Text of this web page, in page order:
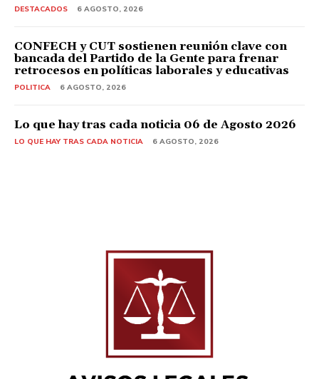
DESTACADOS 6 AGOSTO, 2026
CONFECH y CUT sostienen reunión clave con
bancada del Partido de la Gente para frenar
retrocesos en políticas laborales y educativas
POLITICA 6 AGOSTO, 2026
Lo que hay tras cada noticia 06 de Agosto 2026
LO QUE HAY TRAS CADA NOTICIA 6 AGOSTO, 2026